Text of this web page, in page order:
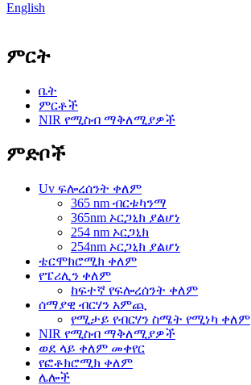
English
ምርት
ቤት
ምርቶች
NIR የሚስብ ማቅለሚያዎች
ምድቦች
Uv ፍሎረሰንት ቀለም
365 nm ብርቱካንማ
365nm ኦርጋኒክ ያልሆነ
254 nm ኦርጋኒክ
254nm ኦርጋኒክ ያልሆነ
ቴርሞክሮሚክ ቀለም
የፔሪሊን ቀለም
ከፍተኛ የፍሎረሰንት ቀለም
ሰማያዊ ብርሃን አምጪ
የሚታይ የብርሃን ስሜት የሚነካ ቀለም
NIR የሚስብ ማቅለሚያዎች
ወደ ላይ ቀለም መቀየር
የፎቶክሮሚክ ቀለም
ሌሎች